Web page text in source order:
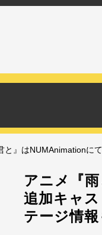
と』はNUMAnimationに
アニメ『
追加キャ
テージ情